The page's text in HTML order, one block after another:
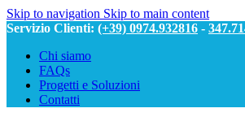
Skip to navigation Skip to main content
Servizio Clienti: (+39) 0974.932816 -
Chi siamo
FAQs
Progetti e Soluzioni
Contatti